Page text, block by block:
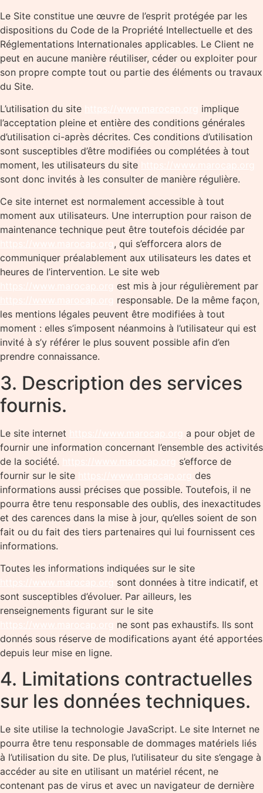
Le Site constitue une œuvre de l’esprit protégée par les
dispositions du Code de la Propriété Intellectuelle et des
Réglementations Internationales applicables. Le Client ne
peut en aucune manière réutiliser, céder ou exploiter pour
son propre compte tout ou partie des éléments ou travaux
du Site.
L’utilisation du site
implique
l’acceptation pleine et entière des conditions générales
d’utilisation ci-après décrites. Ces conditions d’utilisation
sont susceptibles d’être modifiées ou complétées à tout
moment, les utilisateurs du site
sont donc invités à les consulter de manière régulière.
Ce site internet est normalement accessible à tout
moment aux utilisateurs. Une interruption pour raison de
maintenance technique peut être toutefois décidée par
, qui s’efforcera alors de
communiquer préalablement aux utilisateurs les dates et
heures de l’intervention. Le site web
est mis à jour régulièrement par
responsable. De la même façon,
les mentions légales peuvent être modifiées à tout
moment : elles s’imposent néanmoins à l’utilisateur qui est
invité à s’y référer le plus souvent possible afin d’en
prendre connaissance.
3. Description des services
fournis.
Le site internet
a pour objet de
fournir une information concernant l’ensemble des activités
de la société.
s’efforce de
fournir sur le site
des
informations aussi précises que possible. Toutefois, il ne
pourra être tenu responsable des oublis, des inexactitudes
et des carences dans la mise à jour, qu’elles soient de son
fait ou du fait des tiers partenaires qui lui fournissent ces
informations.
Toutes les informations indiquées sur le site
sont données à titre indicatif, et
sont susceptibles d’évoluer. Par ailleurs, les
renseignements figurant sur le site
ne sont pas exhaustifs. Ils sont
donnés sous réserve de modifications ayant été apportées
depuis leur mise en ligne.
4. Limitations contractuelles
sur les données techniques.
Le site utilise la technologie JavaScript. Le site Internet ne
pourra être tenu responsable de dommages matériels liés
à l’utilisation du site. De plus, l’utilisateur du site s’engage à
accéder au site en utilisant un matériel récent, ne
contenant pas de virus et avec un navigateur de dernière